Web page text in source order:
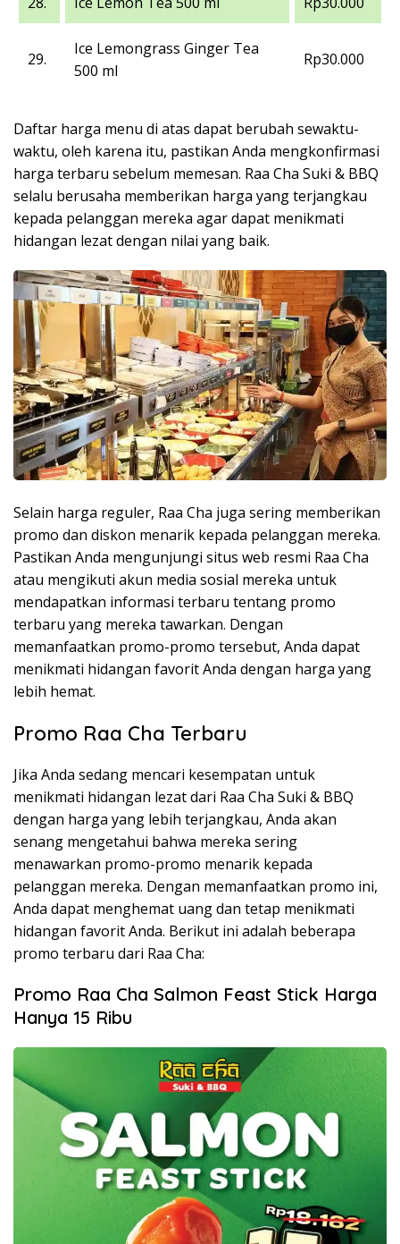
29.
Ice Lemongrass Ginger Tea
500 ml
Rp30.000
Daftar harga menu di atas dapat berubah sewaktu-
waktu, oleh karena itu, pastikan Anda mengkonfirmasi
harga terbaru sebelum memesan. Raa Cha Suki & BBQ
selalu berusaha memberikan harga yang terjangkau
kepada pelanggan mereka agar dapat menikmati
hidangan lezat dengan nilai yang baik.
Selain harga reguler, Raa Cha juga sering memberikan
promo dan diskon menarik kepada pelanggan mereka.
Pastikan Anda mengunjungi situs web resmi Raa Cha
atau mengikuti akun media sosial mereka untuk
mendapatkan informasi terbaru tentang promo
terbaru yang mereka tawarkan. Dengan
memanfaatkan promo-promo tersebut, Anda dapat
menikmati hidangan favorit Anda dengan harga yang
lebih hemat.
Promo Raa Cha Terbaru
Jika Anda sedang mencari kesempatan untuk
menikmati hidangan lezat dari Raa Cha Suki & BBQ
dengan harga yang lebih terjangkau, Anda akan
senang mengetahui bahwa mereka sering
menawarkan promo-promo menarik kepada
pelanggan mereka. Dengan memanfaatkan promo ini,
Anda dapat menghemat uang dan tetap menikmati
hidangan favorit Anda. Berikut ini adalah beberapa
promo terbaru dari Raa Cha:
Promo Raa Cha Salmon Feast Stick Harga
Hanya 15 Ribu